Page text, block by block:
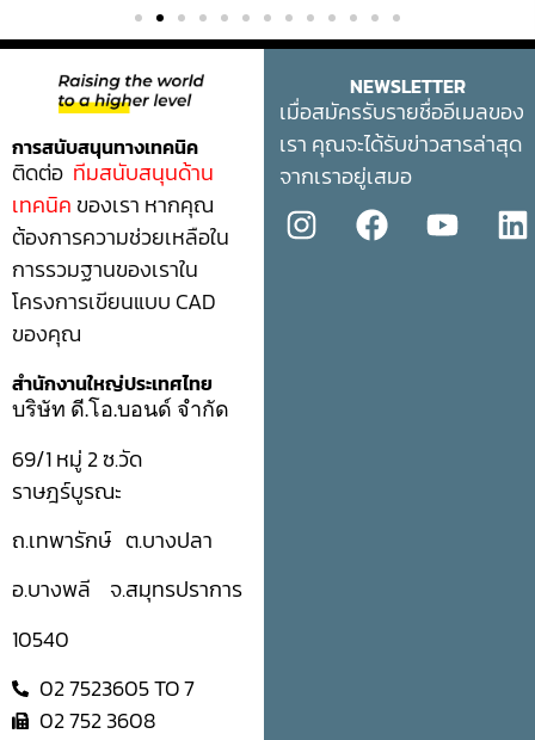
การสนับสนุนทางเทคนิค
ติดต่อ ทีมสนับสนุนด้าน
เทคนิค ของเรา หากคุณ
ต้องการความช่วยเหลือใน
การรวมฐานของเราใน
โครงการเขียนแบบ CAD
ของคุณ
สำนักงานใหญ่ประเทศไทย
บริษัท ดี.โอ.บอนด์ จำกัด
69/1 หมู่ 2 ซ.วัด
ราษฎร์บูรณะ
ถ.เทพารักษ์ ต.บางปลา
อ.บางพลี จ.สมุทรปราการ
10540
02 7523605 TO 7
02 752 3608
NEWSLETTER
เมื่อสมัครรับรายชื่ออีเมลของ
เรา คุณจะได้รับข่าวสารล่าสุด
จากเราอยู่เสมอ